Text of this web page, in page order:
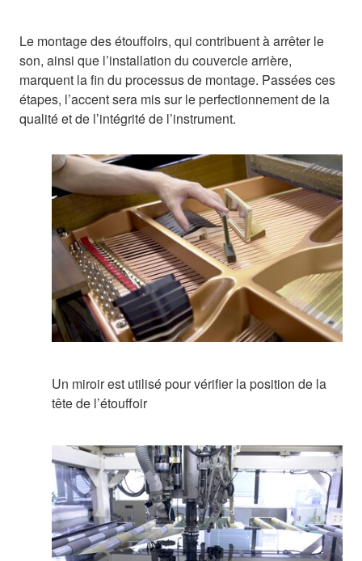
Le montage des étouffoirs, qui contribuent à arrêter le
son, ainsi que l’installation du couvercle arrière,
marquent la fin du processus de montage. Passées ces
étapes, l’accent sera mis sur le perfectionnement de la
qualité et de l’intégrité de l’instrument.
Un miroir est utilisé pour vérifier la position de la
tête de l’étouffoir